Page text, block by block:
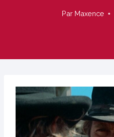
Par Maxence